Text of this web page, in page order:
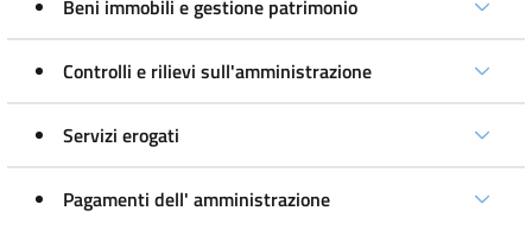
Beni immobili e gestione patrimonio
Controlli e rilievi sull'amministrazione
Servizi erogati
Pagamenti dell' amministrazione